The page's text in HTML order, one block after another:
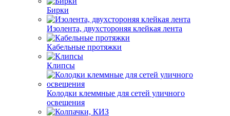
Бирки
Изолента, двухстороняя клейкая лента
Кабельные протяжки
Клипсы
Колодки клеммные для сетей уличного
освещения